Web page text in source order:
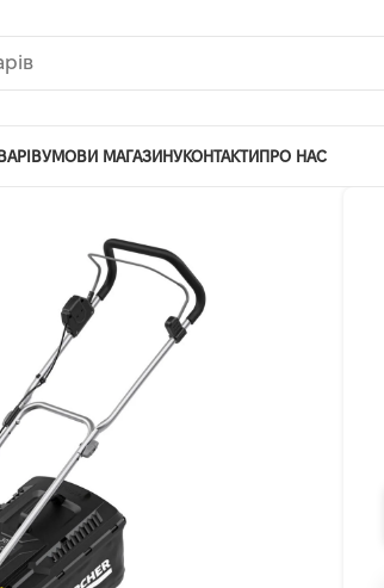
УМОВИ МАГАЗИНУКОНТАКТИПРО НАС